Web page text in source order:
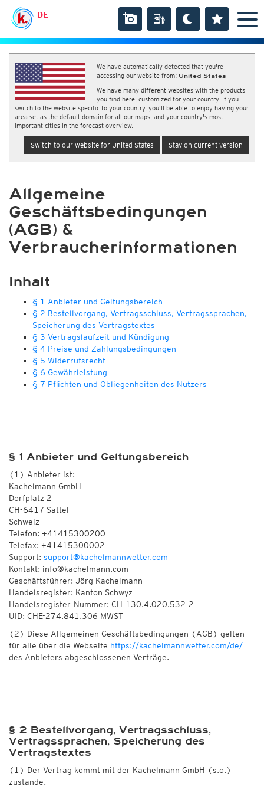
DE
We have automatically detected that you're
accessing our website from: United States
We have many different websites with the products
you find here, customized for your country. If you
switch to the website specific to your country, you'll be able to enjoy having your
area set as the default domain for all our maps, and your country's most
important cities in the forecast overview.
Switch to our website for United States Stay on current version
Allgemeine
Geschäftsbedingungen
(AGB) &
Verbraucherinformationen
Inhalt
§ 1 Anbieter und Geltungsbereich
§ 2 Bestellvorgang, Vertragsschluss, Vertragssprachen,
Speicherung des Vertragstextes
§ 3 Vertragslaufzeit und Kündigung
§ 4 Preise und Zahlungsbedingungen
§ 5 Widerrufsrecht
§ 6 Gewährleistung
§ 7 Pflichten und Obliegenheiten des Nutzers
§ 1 Anbieter und Geltungsbereich
(1) Anbieter ist:
Kachelmann GmbH
Dorfplatz 2
CH-6417 Sattel
Schweiz
Telefon: +41415300200
Telefax: +41415300002
Support: support@kachelmannwetter.com
Kontakt: info@kachelmann.com
Geschäftsführer: Jörg Kachelmann
Handelsregister: Kanton Schwyz
Handelsregister-Nummer: CH-130.4.020.532-2
UID: CHE-274.841.306 MWST
(2) Diese Allgemeinen Geschäftsbedingungen (AGB) gelten
für alle über die Webseite https://kachelmannwetter.com/de/
des Anbieters abgeschlossenen Verträge.
§ 2 Bestellvorgang, Vertragsschluss,
Vertragssprachen, Speicherung des
Vertragstextes
(1) Der Vertrag kommt mit der Kachelmann GmbH (s.o.)
zustande.